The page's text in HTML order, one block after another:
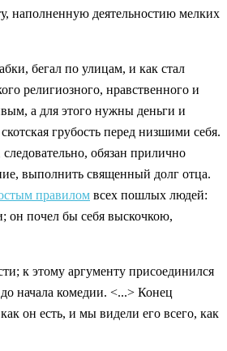
наполненную деятельностию мелких
бегал по улицам, и как стал
религиозного, нравственного и
а для этого нужны деньги и
грубость перед низшими себя.
обязан прилично
выполнить священный долг отца.
правилом всех пошлых людей:
он почел бы себя выскочкою,
к этому аргументу присоединился
начала комедии. <...> Конец
он есть, и мы видели его всего, как